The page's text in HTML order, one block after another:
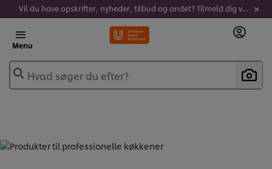
Vil du have opskrifter, nyheder, tilbud og andet? Tilmeld dig vores nyhedsbrev!
Menu
Hvad søger du efter?